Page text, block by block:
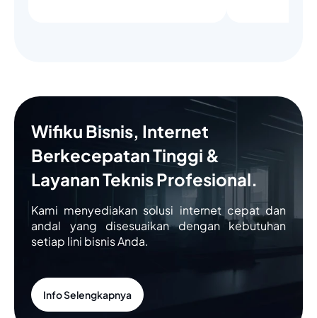
Wifiku Bisnis, Internet
Berkecepatan Tinggi &
Layanan Teknis Profesional.
Kami menyediakan solusi internet cepat dan
andal yang disesuaikan dengan kebutuhan
setiap lini bisnis Anda.
Info Selengkapnya